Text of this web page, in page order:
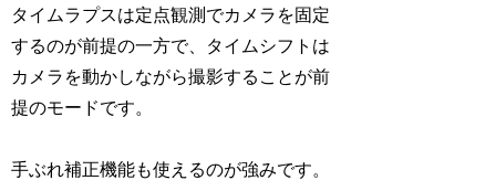
タイムラプスは定点観測でカメラを固定
するのが前提の一方で、
タイムシフトは
カメラを動かしながら撮影することが前
提のモードです。
手ぶれ補正機能も使えるのが強みです。